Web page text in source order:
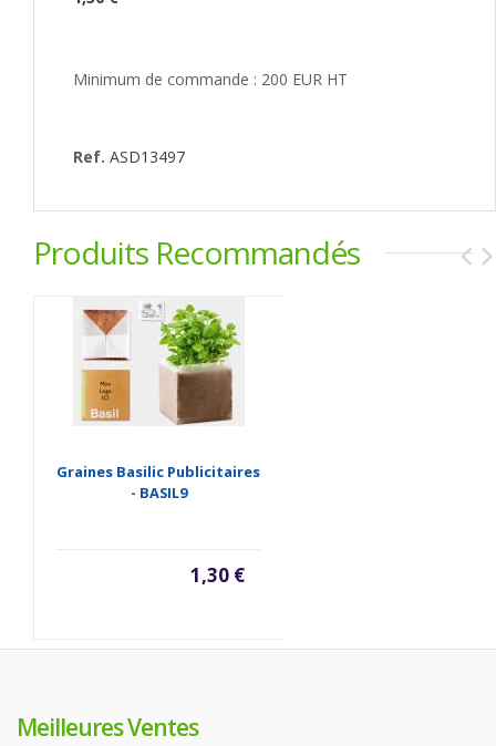
Minimum de commande : 200 EUR HT
Ref. ASD13497
Produits Recommandés
Graines Basilic Publicitaires
- BASIL9
1,30 €
Meilleures Ventes